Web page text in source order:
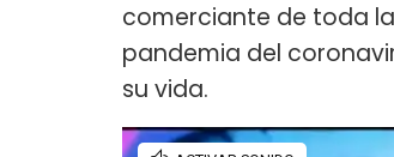
comerciante de toda
pandemia del
su vida.